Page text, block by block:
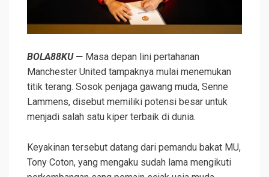
BOLA88KU — Masa depan lini pertahanan
Manchester United tampaknya mulai menemukan
titik terang. Sosok penjaga gawang muda, Senne
Lammens, disebut memiliki potensi besar untuk
menjadi salah satu kiper terbaik di dunia.
Keyakinan tersebut datang dari pemandu bakat MU,
Tony Coton, yang mengaku sudah lama mengikuti